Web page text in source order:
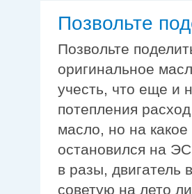
Позвольте
Позвольте
оригинальное
учесть, что еще и
потепления
масло, но на
остановился на
в разы, двигатель
советую на лето